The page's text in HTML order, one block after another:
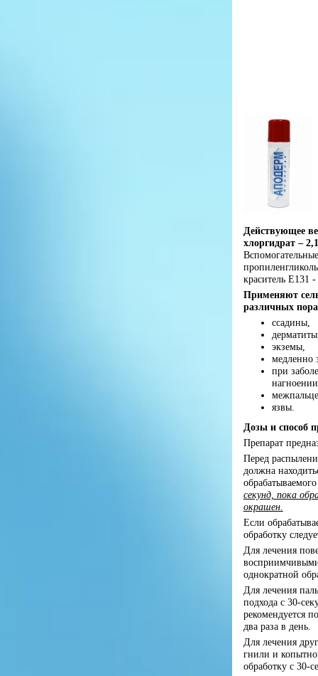
Действующее
хлоргидрат –
краситель Е131
Применяют
различных
ссадины,
экземы,
медленно
при
язвы.
Дозы и способ
Препарат
Перед
должна
секунд, пока
окрашен.
Если
обработку
Для лечения
восприимчивыми
однократной
Для лечения
подхода с 30-
рекомендуется
два раза в день.
Для лечения
гнили и
обработку с 30-